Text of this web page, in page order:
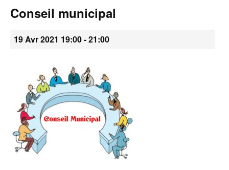
Genève
Conseil municipal
19 Avr 2021 19:00-21:00